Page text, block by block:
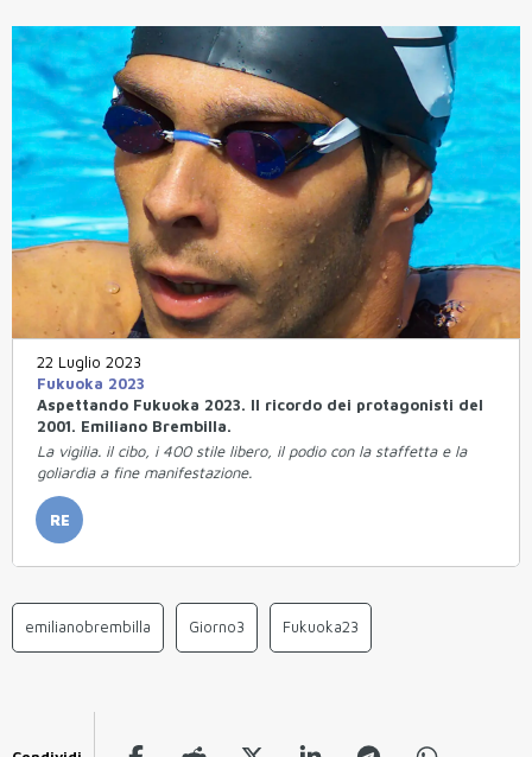
22 Luglio 2023
Fukuoka 2023
Aspettando Fukuoka 2023. Il ricordo dei protagonisti del
2001. Emiliano Brembilla.
La vigilia. il cibo, i 400 stile libero, il podio con la staffetta e la
goliardia a fine manifestazione.
RE
emilianobrembilla Giorno3 Fukuoka23